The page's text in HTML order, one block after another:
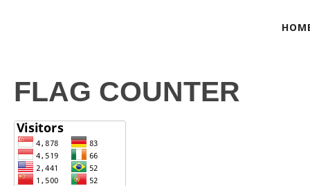
FLAG COUNTER